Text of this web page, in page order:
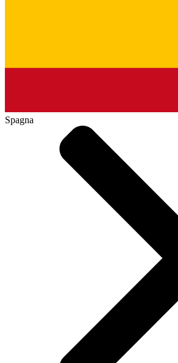
Spagna